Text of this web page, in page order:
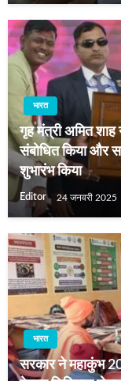
भारत
गृह मंत्री अमित शाह
संबोधित किया और
शुभारंभ किया
Editor 24 जनवरी 2025
भारत
सरकार ने महाकुंभ